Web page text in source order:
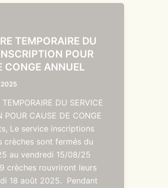
TEMPORAIRE DU
POUR
CONGE ANNUEL
TEMPORAIRE DU SERVICE
POUR CAUSE DE CONGE
Le service inscriptions
crèches sont fermés du
au vendredi 15/08/25
crèches rouvriront leurs
18 août 2025. Pendant